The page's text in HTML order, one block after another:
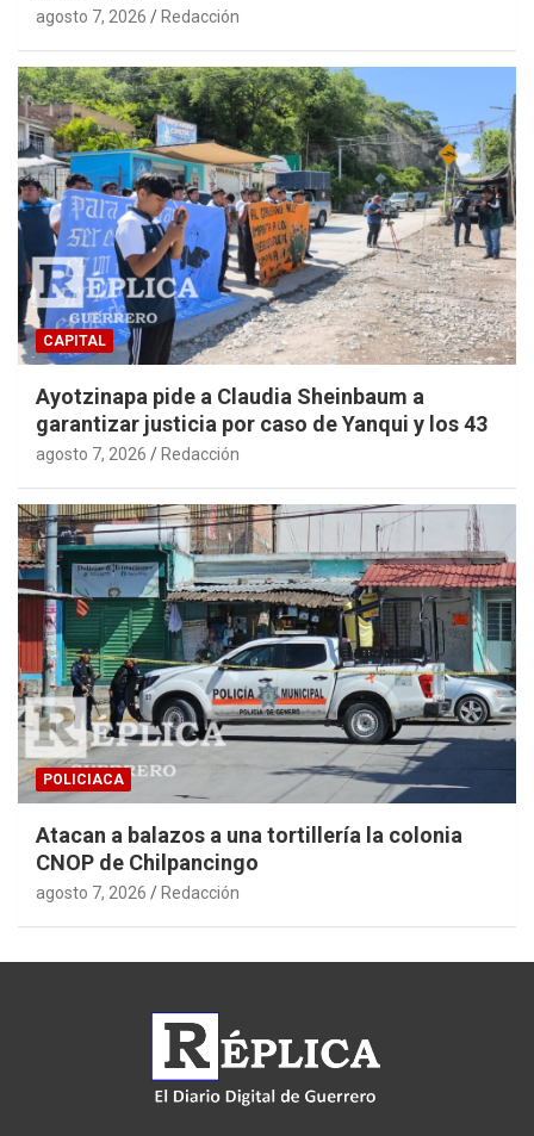
agosto 7, 2026 Redacción
CAPITAL
Ayotzinapa pide a Claudia Sheinbaum a
garantizar justicia por caso de Yanqui y los 43
agosto 7, 2026 Redacción
POLICIACA
Atacan a balazos a una tortillería la colonia
CNOP de Chilpancingo
agosto 7, 2026 Redacción